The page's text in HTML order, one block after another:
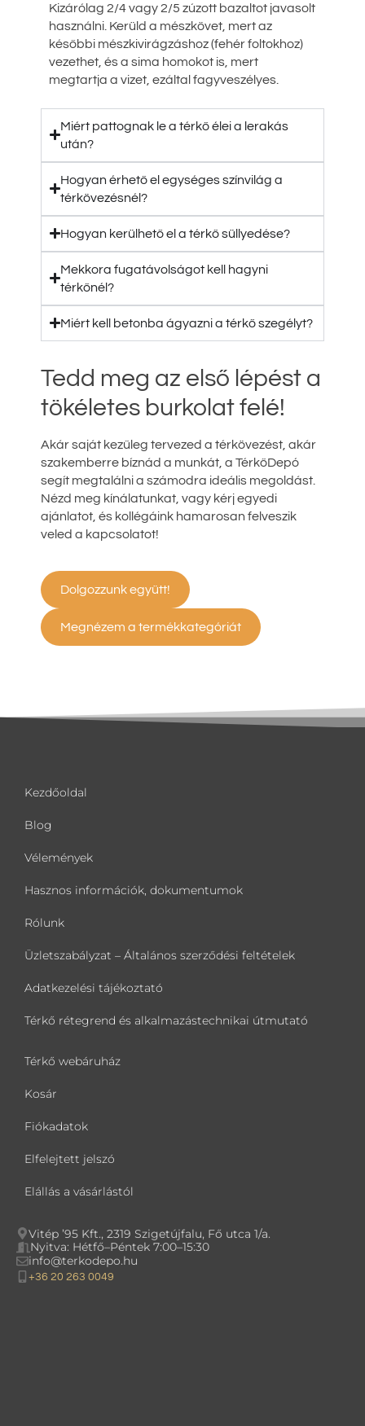
Kizárólag 2/4 vagy 2/5 zúzott bazaltot javasolt
használni. Kerüld a mészkövet, mert az
későbbi mészkivirágzáshoz (fehér foltokhoz)
vezethet, és a sima homokot is, mert
megtartja a vizet, ezáltal fagyveszélyes.
Miért pattognak le a térkő élei a lerakás
után?
Hogyan érhető el egységes színvilág a
térkövezésnél?
Hogyan kerülhető el a térkő süllyedése?
Mekkora fugatávolságot kell hagyni
térkőnél?
Miért kell betonba ágyazni a térkő szegélyt?
Tedd meg az első lépést a
tökéletes burkolat felé!
Akár saját kezűleg tervezed a térkövezést, akár
szakemberre bíznád a munkát, a TérkőDepó
segít megtalálni a számodra ideális megoldást.
Nézd meg kínálatunkat, vagy kérj egyedi
ajánlatot, és kollégáink hamarosan felveszik
veled a kapcsolatot!
Dolgozzunk együtt!
Megnézem a termékkategóriát
Kezdőoldal
Blog
Vélemények
Hasznos információk, dokumentumok
Rólunk
Üzletszabályzat – Általános szerződési feltételek
Adatkezelési tájékoztató
Térkő rétegrend és alkalmazástechnikai útmutató
Térkő webáruház
Kosár
Fiókadatok
Elfelejtett jelszó
Elállás a vásárlástól
Vitép ’95 Kft., 2319 Szigetújfalu, Fő utca 1/a.
Nyitva: Hétfő–Péntek 7:00–15:30
info@terkodepo.hu
+36 20 263 0049